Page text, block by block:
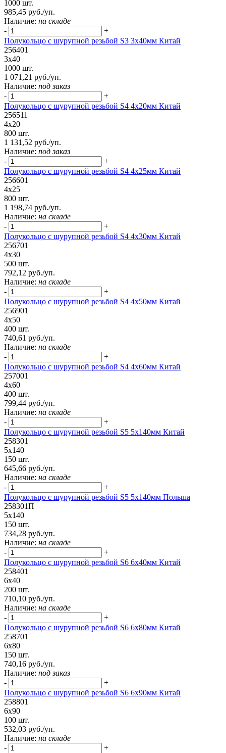
1000 шт.
985,45 руб./уп.
Наличие: на складе
-
+
Полукольцо с шурупной резьбой S3 3х40мм Китай
256401
3х40
1000 шт.
1 071,21 руб./уп.
Наличие: под заказ
-
+
Полукольцо с шурупной резьбой S4 4х20мм Китай
256511
4х20
800 шт.
1 131,52 руб./уп.
Наличие: под заказ
-
+
Полукольцо с шурупной резьбой S4 4х25мм Китай
256601
4х25
800 шт.
1 198,74 руб./уп.
Наличие: на складе
-
+
Полукольцо с шурупной резьбой S4 4х30мм Китай
256701
4х30
500 шт.
792,12 руб./уп.
Наличие: на складе
-
+
Полукольцо с шурупной резьбой S4 4х50мм Китай
256901
4х50
400 шт.
740,61 руб./уп.
Наличие: на складе
-
+
Полукольцо с шурупной резьбой S4 4х60мм Китай
257001
4х60
400 шт.
799,44 руб./уп.
Наличие: на складе
-
+
Полукольцо с шурупной резьбой S5 5х140мм Китай
258301
5х140
150 шт.
645,66 руб./уп.
Наличие: на складе
-
+
Полукольцо с шурупной резьбой S5 5х140мм Польша
258301П
5х140
150 шт.
734,28 руб./уп.
Наличие: на складе
-
+
Полукольцо с шурупной резьбой S6 6х40мм Китай
258401
6х40
200 шт.
710,10 руб./уп.
Наличие: на складе
-
+
Полукольцо с шурупной резьбой S6 6х80мм Китай
258701
6х80
150 шт.
740,16 руб./уп.
Наличие: под заказ
-
+
Полукольцо с шурупной резьбой S6 6х90мм Китай
258801
6х90
100 шт.
532,03 руб./уп.
Наличие: на складе
-
+